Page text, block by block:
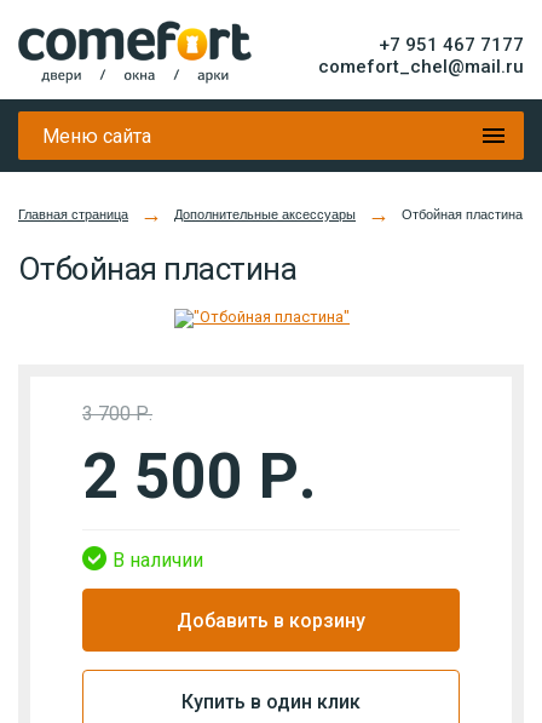
+7 951 467 7177
comefort_chel@mail.ru
Меню сайта
Главная страница → Дополнительные аксессуары → Отбойная пластина
Отбойная пластина
3 700 Р.
2 500 Р.
В наличии
Добавить в корзину
Купить в один клик